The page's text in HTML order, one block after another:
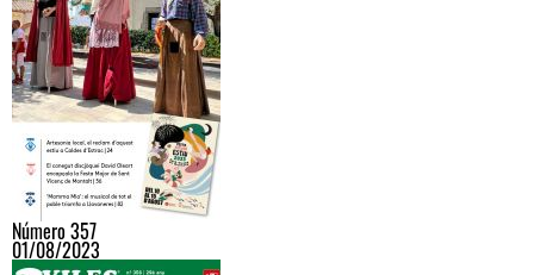
Número 357
01/08/2023